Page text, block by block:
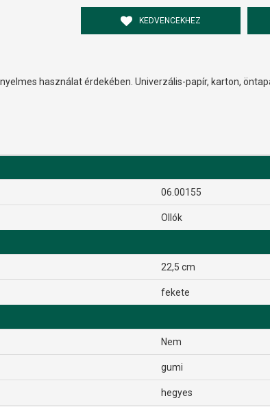
KEDVENCEKHEZ
használat érdekében. Univerzális-papír, karton,
06.00155
Ollók
22,5 cm
fekete
Nem
gumi
hegyes